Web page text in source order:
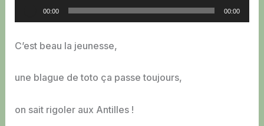
Lecteur
audio
00:00 00:00
C’est beau la jeunesse,
une blague de toto ça passe toujours,
on sait rigoler aux Antilles !